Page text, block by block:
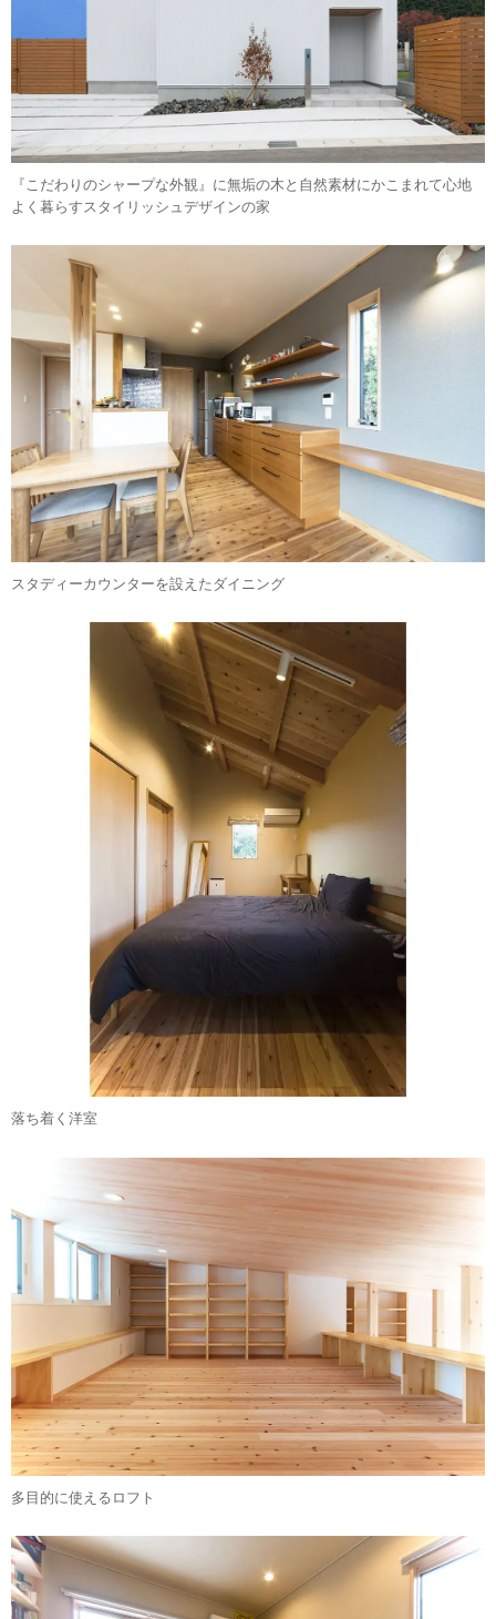
『こだわりのシャープな外観』に無垢の木と自然素材にかこまれて心地
よく暮らすスタイリッシュデザインの家
スタディーカウンターを設えたダイニング
落ち着く洋室
多目的に使えるロフト